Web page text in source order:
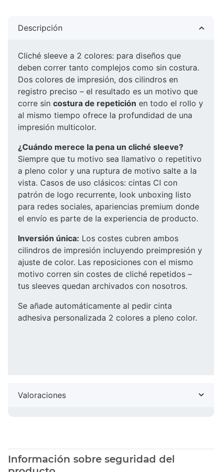
Descripción
Cliché sleeve a 2 colores: para diseños que
deben correr tanto complejos como sin costura.
Dos colores de impresión, dos cilindros en
registro preciso – el resultado es un motivo que
corre sin costura de repetición en todo el rollo y
al mismo tiempo ofrece la profundidad de una
impresión multicolor.
¿Cuándo merece la pena un cliché sleeve?
Siempre que tu motivo sea llamativo o repetitivo
a pleno color y una ruptura de motivo salte a la
vista. Casos de uso clásicos: cintas CI con
patrón de logo recurrente, look unboxing listo
para redes sociales, apariencias premium donde
el envío es parte de la experiencia de producto.
Inversión única: Los costes cubren ambos
cilindros de impresión incluyendo preimpresión y
ajuste de color. Las reposiciones con el mismo
motivo corren sin costes de cliché repetidos –
tus sleeves quedan archivados con nosotros.
Se añade automáticamente al pedir cinta
adhesiva personalizada 2 colores a pleno color.
Valoraciones
Información sobre seguridad del